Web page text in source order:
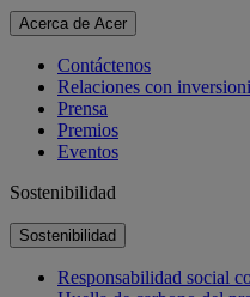
Acerca de Acer
Contáctenos
Relaciones con
Prensa
Premios
Eventos
Sostenibilidad
Sostenibilidad
Responsabilidad social